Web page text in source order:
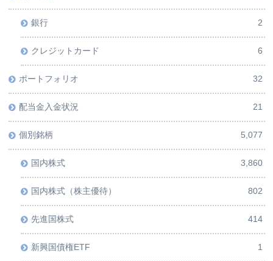
銀行 2
クレジットカード 6
ポートフォリオ 32
配当金入金状況 21
個別銘柄 5,077
国内株式 3,860
国内株式（株主優待） 802
先進国株式 414
新興国債権ETF 1